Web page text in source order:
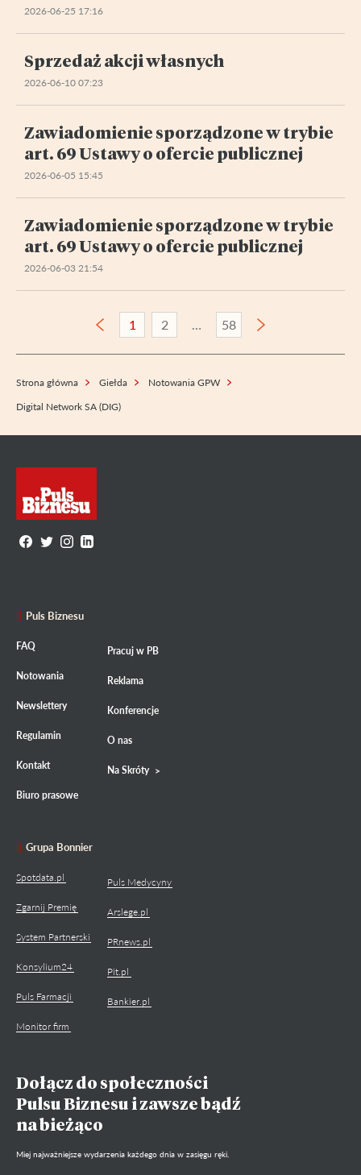
2026-06-25 17:16
Sprzedaż akcji własnych
2026-06-10 07:23
Zawiadomienie sporządzone w trybie
art. 69 Ustawy o ofercie publicznej
2026-06-05 15:45
Zawiadomienie sporządzone w trybie
art. 69 Ustawy o ofercie publicznej
2026-06-03 21:54
1 2 58
Strona główna Giełda
Notowania GPW
Digital Network SA (DIG)
Puls Biznesu
FAQ
Notowania
Newslettery
Regulamin
Kontakt
Biuro prasowe
Pracuj w PB
Reklama
Konferencje
O nas
Na Skróty
Grupa Bonnier
Spotdata.pl
Zgarnij Premię
System Partnerski
Konsylium24
Puls Farmacji
Monitor firm
Puls Medycyny
Arslege.pl
PRnews.pl
Pit.pl
Bankier.pl
Dołącz do społeczności
Pulsu Biznesu i zawsze bądź
na bieżąco
Miej najważniejsze wydarzenia każdego dnia w zasięgu ręki.